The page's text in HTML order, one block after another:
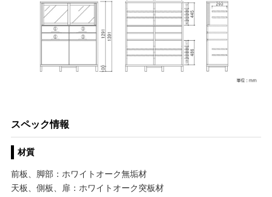
スペック情報
材質
前板、脚部：ホワイトオーク無垢材
天板、側板、扉：ホワイトオーク突板材